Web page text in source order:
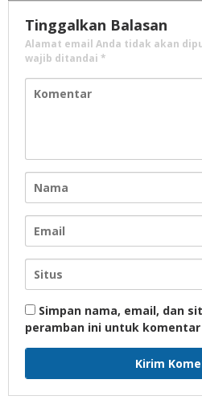
Tinggalkan Balasan
Alamat email Anda tidak akan
wajib ditandai *
Simpan nama, email, dan
peramban ini untuk